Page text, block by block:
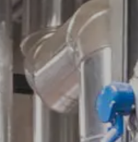
Vernieuwing
werkplek
& milieu perfomantie
energiebeheer van gebouwen